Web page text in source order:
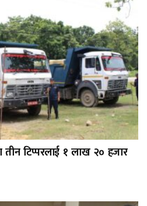
टिप्परलाई १ लाख २० हजार